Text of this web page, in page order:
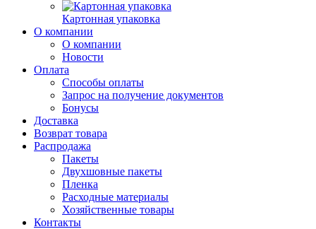
Картонная упаковка
О компании
О компании
Новости
Оплата
Способы оплаты
Запрос на получение документов
Бонусы
Доставка
Возврат товара
Распродажа
Пакеты
Двухшовные пакеты
Пленка
Расходные материалы
Хозяйственные товары
Контакты